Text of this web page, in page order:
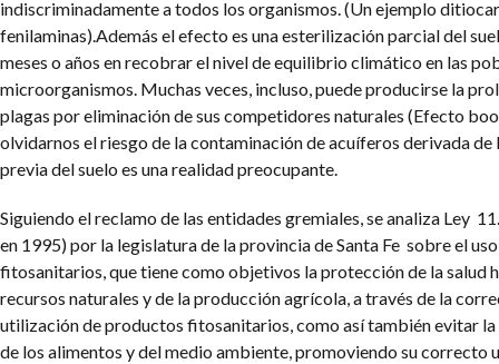
indiscriminadamente a todos los organismos. (Un ejemplo
fenilaminas).Además el efecto es una esterilización parcial del
meses o años en recobrar el nivel de equilibrio climático en las
microorganismos. Muchas veces, incluso, puede producirse la
plagas por eliminación de sus competidores naturales (Efecto
olvidarnos el riesgo de la contaminación de acuíferos derivada
previa del suelo es una realidad preocupante.
Siguiendo el reclamo de las entidades gremiales, se analiza Ley
en 1995) por la legislatura de la provincia de Santa Fe sobre el
fitosanitarios, que tiene como objetivos la protección de la salud
recursos naturales y de la producción agrícola, a través de la
utilización de productos fitosanitarios, como así también evitar
de los alimentos y del medio ambiente, promoviendo su correcto